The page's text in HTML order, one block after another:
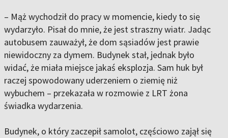
– Mąż wychodził do pracy w momencie, kiedy to się
wydarzyło. Pisał do mnie, że jest straszny wiatr. Jadąc
autobusem zauważył, że dom sąsiadów jest prawie
niewidoczny za dymem. Budynek stał, jednak było
widać, że miała miejsce jakaś eksplozja. Sam huk był
raczej spowodowany uderzeniem o ziemię niż
wybuchem – przekazała w rozmowie z LRT żona
świadka wydarzenia.
Budynek, o który zaczepił samolot, częściowo zajął się